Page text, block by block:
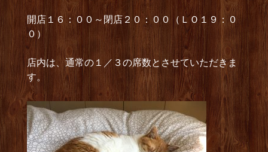
開店１６：００～閉店２０：００（ＬＯ１９：０
０）
店内は、通常の１／３の席数とさせていただきま
す。